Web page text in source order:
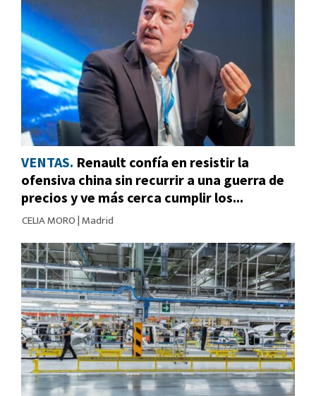
VENTAS. Renault confía en resistir la
ofensiva china sin recurrir a una guerra de
precios y ve más cerca cumplir los...
CELIA MORO|Madrid